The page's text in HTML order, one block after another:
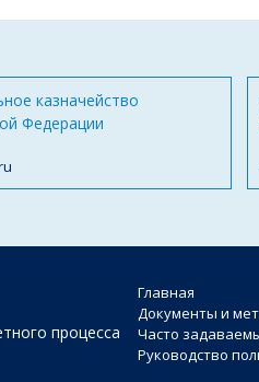
казначейство
Федерации
процесса
Главная
Документы и
Часто
Руководство